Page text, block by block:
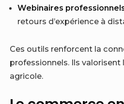
Webinaires
retours d’expérience à
Ces outils renforcent la
professionnels. Ils valorisent
agricole.